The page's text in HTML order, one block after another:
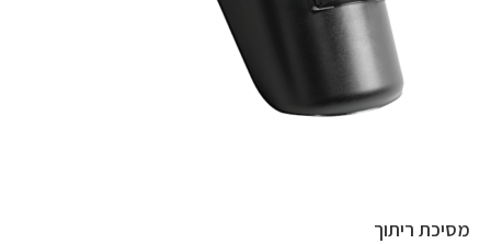
מסיכת ריתוך